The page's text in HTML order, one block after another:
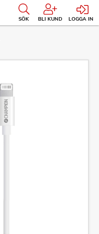
SÖK BLI KUND LOGGA IN